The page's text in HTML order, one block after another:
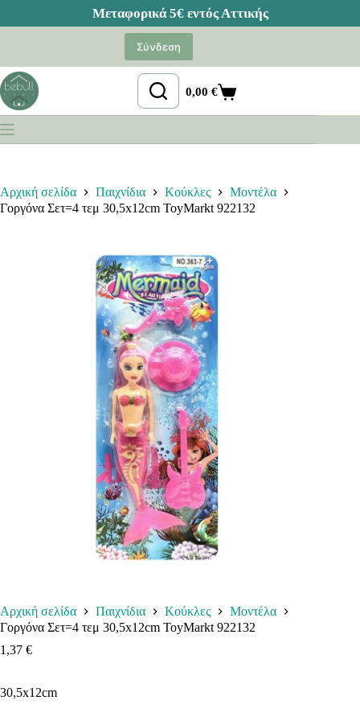
Σύνδεση
Καλάθι
Αγορών
0,00€
Αρχική σελίδα Παιχνίδια Κούκλες
Μοντέλα
Γοργόνα Σετ=4 τεμ 30,5x12cm ToyMarkt 922132
Αρχική σελίδα Παιχνίδια Κούκλες
Μοντέλα
Γοργόνα Σετ=4 τεμ 30,5x12cm ToyMarkt 922132
1,37 €
30,5x12cm